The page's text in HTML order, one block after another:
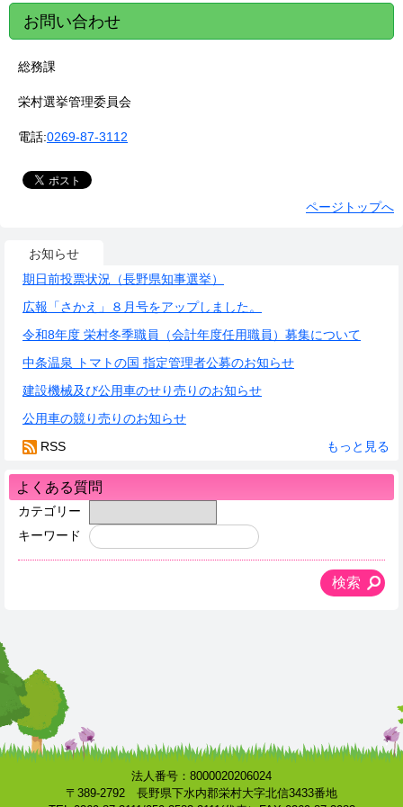
お問い合わせ
総務課
栄村選挙管理委員会
電話:0269-87-3112
ページトップへ
お知らせ
期日前投票状況（長野県知事選挙）
広報「さかえ」８月号をアップしました。
令和8年度 栄村冬季職員（会計年度任用職員）募集について
中条温泉 トマトの国 指定管理者公募のお知らせ
建設機械及び公用車のせり売りのお知らせ
公用車の競り売りのお知らせ
もっと見る
RSS
よくある質問
カテゴリー
キーワード
法人番号：8000020206024
〒389-2792 長野県下水内郡栄村大字北信3433番地